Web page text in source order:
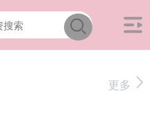
更多